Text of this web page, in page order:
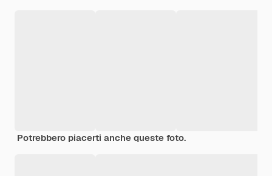
Potrebbero piacerti anche queste foto.